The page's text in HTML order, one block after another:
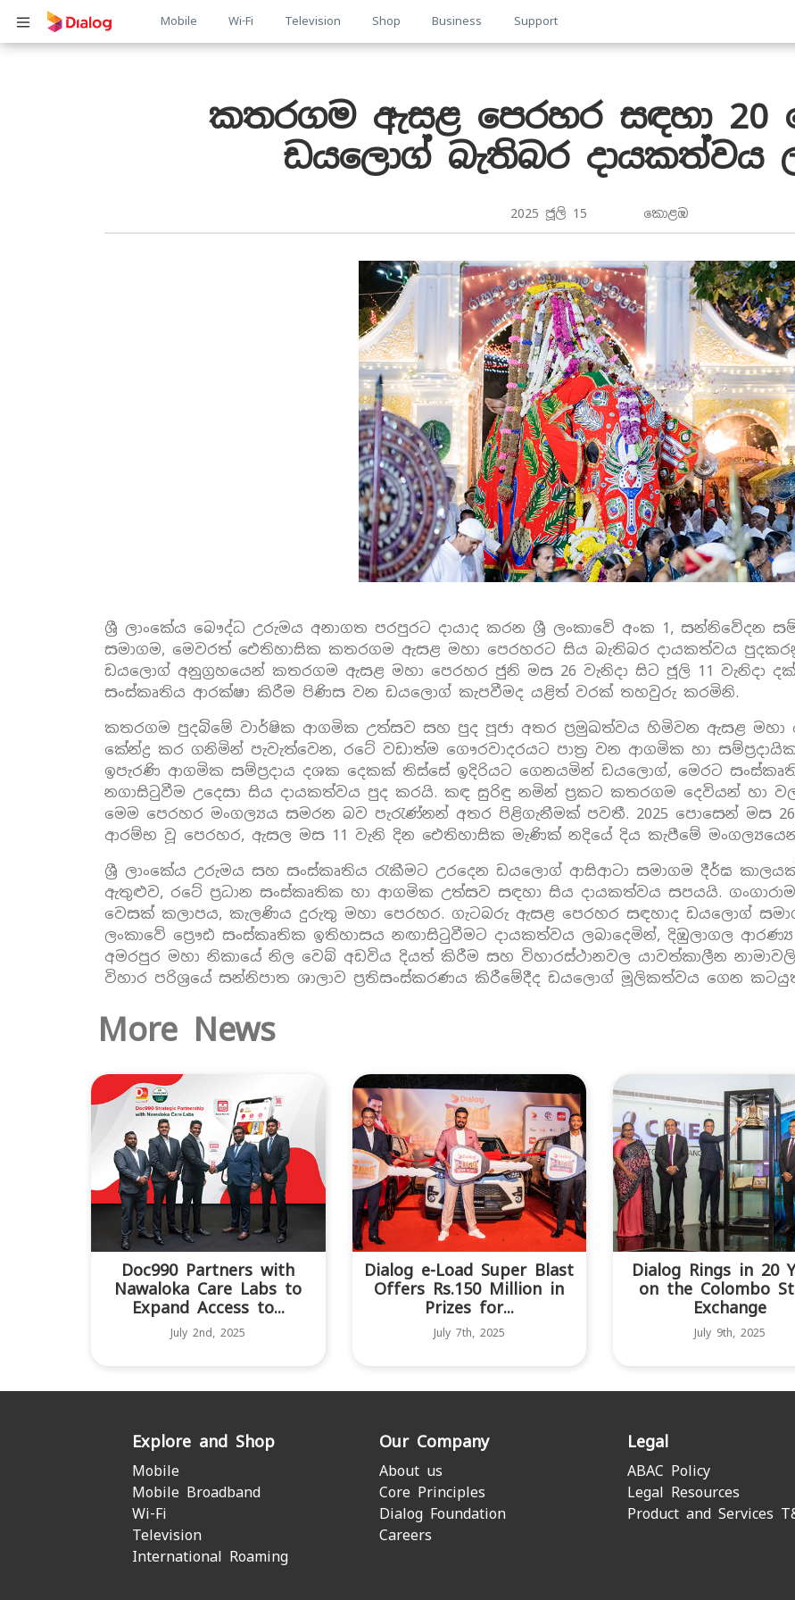
Main
Mobile Wi-Fi Television Shop Business Support
Body
කතරගම ඇසළ පෙරහර සඳහා 20
ඩයලොග් බැතිබර දායකත්වය
2025 ජූලි 15 කොළඹ
ශ්‍රී ලාංකේය බෞද්ධ උරුමය අනාගත පරපුරට දායාද කරන ශ්‍රී ලංකාවේ අංක 1, සන්නිවේදන
සමාගම, මෙවරත් ඓතිහාසික කතරගම ඇසළ මහා පෙරහරට සිය බැතිබර දායකත්වය පුදකරනු
ඩයලොග් අනුග්‍රහයෙන් කතරගම ඇසළ මහා පෙරහර ජුනි මස 26 වැනිදා සිට ජූලි 11 වැනිදා
සංස්කෘතිය ආරක්ෂා කිරීම පිණිස වන ඩයලොග් කැපවීමද යළිත් වරක් තහවුරු කරමිනි.
කතරගම පුදබිමේ වාර්ෂික ආගමික උත්සව සහ පුද පූජා අතර ප්‍රමුඛත්වය හිමිවන ඇසළ
කේන්ද්‍ර කර ගනිමින් පැවැත්වෙන, රටේ වඩාත්ම ගෞරවාදරයට පාත්‍ර වන ආගමික හා
ඉපැරණි ආගමික සම්ප්‍රදාය දශක දෙකක් තිස්‌සේ ඉදිරියට ගෙනයමින් ඩයලොග්, මෙරට
නගාසිටුවීම උදෙසා සිය දායකත්වය පුද කරයි. කඳ සුරිඳු නමින් ප්‍රකට කතරගම දෙවියන් හා
මෙම පෙරහර මංගල්‍යය සමරන බව පැරැණ්නන් අතර පිළිගැනීමක් පවතී. 2025 පොසෙන් මස
ආරම්භ වූ පෙරහර, ඇසල මස 11 වැනි දින ඓතිහාසික මැණික් නදියේ දිය කැපීමේ
ශ්‍රී ලාංකේය උරුමය සහ සංස්කෘතිය රැකීමට උරදෙන ඩයලොග් ආසිආටා සමාගම දීර්ඝ
ඇතුළුව, රටේ ප්‍රධාන සංස්කෘතික හා ආගමික උත්සව සඳහා සිය දායකත්වය සපයයි.
වෙසක් කලාපය, කැලණිය දුරුතු මහා පෙරහර. ගැටබරු ඇසළ පෙරහර සඳහාද ඩයලොග්
ලංකාවේ ප්‍රෞඪ සංස්කෘතික ඉතිහාසය නඟාසිටුවීමට දායකත්වය ලබාදෙමින්, දිඹුලාගල
අමරපුර මහා නිකායේ නිල වෙබ් අඩවිය දියත් කිරීම සහ විහාරස්ථානවල යාවත්කාලීන
විහාර පරිශ්‍රයේ සන්නිපාත ශාලාව ප්‍රතිසංස්කරණය කිරීමේදීද ඩයලොග් මූලිකත්වය ගෙන
More News
Doc990 Partners with
Nawaloka Care Labs to
Expand Access to...
July 2nd, 2025
Dialog e-Load Super Blast
Offers Rs.150 Million in
Prizes for...
July 7th, 2025
Dialog Rings in 20
on the Colombo
Exchange
July 9th, 2025
Explore and Shop
Mobile
Mobile Broadband
Wi-Fi
Television
International Roaming
Our Company
About us
Core Principles
Dialog Foundation
Careers
Legal
ABAC Policy
Legal Resources
Product and Services